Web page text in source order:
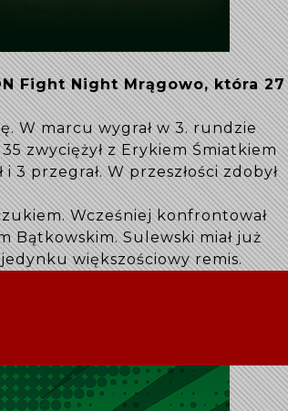
Fight Night Mrągowo, która 27
W marcu wygrał w 3. rundzie
zwyciężył z Erykiem Śmiatkiem
przegrał. W przeszłości zdobył
Wcześniej konfrontował
Bątkowskim. Sulewski miał już
większościowy remis.